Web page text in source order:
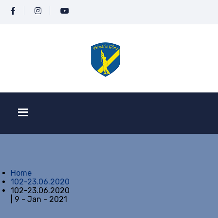
Home
102-23.06.2020
102-23.06.2020
| 9 - Jan - 2021